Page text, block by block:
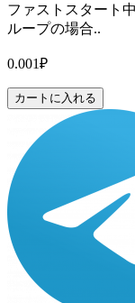
ファストスタート
ループの場合..
0.001₽
カートに入れる